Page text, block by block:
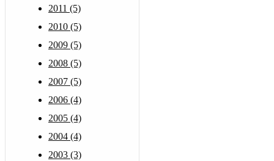
2011 (5)
2010 (5)
2009 (5)
2008 (5)
2007 (5)
2006 (4)
2005 (4)
2004 (4)
2003 (3)